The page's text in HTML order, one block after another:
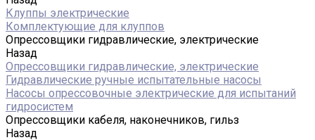
Клуппы электрические
Комплектующие для клуппов
Опрессовщики гидравлические, электрические
Назад
Опрессовщики гидравлические, электрические
Гидравлические ручные испытательные насосы
Насосы опрессовочные электрические для испытаний
гидросистем
Опрессовщики кабеля, наконечников, гильз
Назад